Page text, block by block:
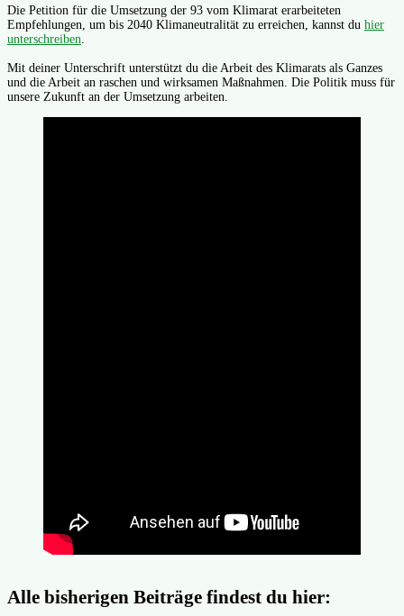
Die Petition für die Umsetzung der 93 vom Klimarat erarbeiteten
Empfehlungen, um bis 2040 Klimaneutralität zu erreichen, kannst du hier
unterschreiben
Mit deiner Unterschrift unterstützt du die Arbeit des Klimarats als Ganzes
und die Arbeit an raschen und wirksamen Maßnahmen. Die Politik muss für
unsere Zukunft an der Umsetzung arbeiten.
Alle bisherigen Beiträge findest du hier: